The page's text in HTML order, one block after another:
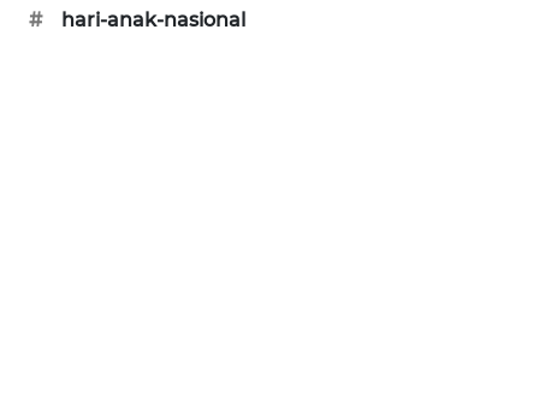
#
hari-anak-nasional